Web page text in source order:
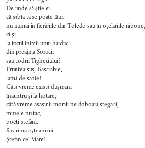
De unde să ştie ei
că sabia ta se poate făuri
nu numai în fierăriile din Toledo sau în oţelăriile nipone,
ci şi
la focul inimii unui haiduc
din preajma Sorocii
sau codrii Tigheciului?
Fruntea sus, Basarabie,
lamă de sabie!
Câtă vreme există duşmani
înăuntru şi la hotare,
câtă vreme-asasinii morali ne doboară stegarii,
muzele nu tac,
poeţi ştefani.
Sus rima oşteanului
Ştefan cel Mare!